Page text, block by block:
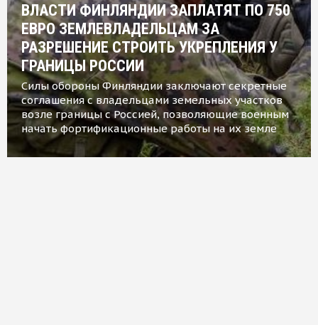
ВЛАСТИ ФИНЛЯНДИИ ЗАПЛАТЯТ ПО 750
ЕВРО ЗЕМЛЕВЛАДЕЛЬЦАМ ЗА
РАЗРЕШЕНИЕ СТРОИТЬ УКРЕПЛЕНИЯ У
ГРАНИЦЫ РОССИИ
Силы обороны Финляндии заключают секретные
соглашения с владельцами земельных участков
возле границы с Россией, позволяющие военным
начать фортификационные работы на их земле